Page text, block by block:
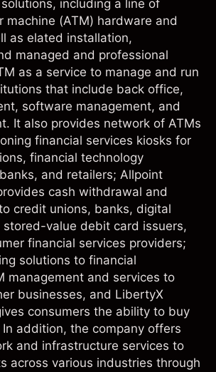
including a line of
machine (ATM) hardware and
as elated installation,
managed and professional
as a service to manage and run
that include back office,
software management, and
It also provides network of ATMs
financial services kiosks for
financial technology
and retailers; Allpoint
cash withdrawal and
credit unions, banks, digital
value debit card issuers,
financial services providers;
solutions to financial
management and services to
businesses, and LibertyX
consumers the ability to buy
addition, the company offers
and infrastructure services to
across various industries through